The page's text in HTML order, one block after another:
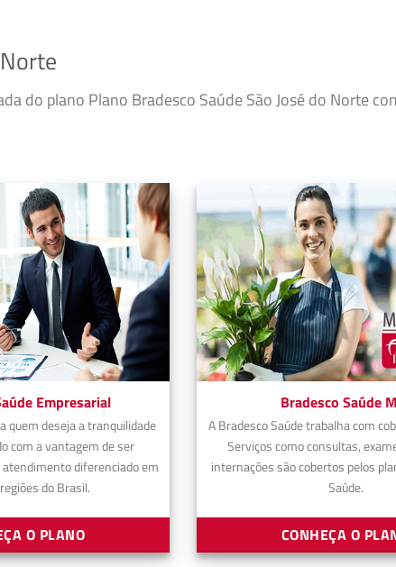
do plano Plano Bradesco Saúde São José do Norte
Empresarial
quem deseja a tranquilidade
com a vantagem de ser
diferenciado em
do Brasil.
O PLANO
Bradesco Saúde
A Bradesco Saúde trabalha com
Serviços como consultas,
internações são cobertos pelos
Saúde.
CONHEÇA O